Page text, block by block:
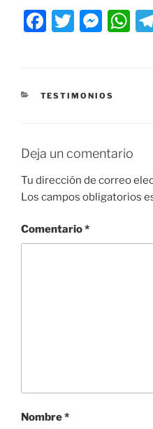
F
e
o
k
T
er
M
e
er
W
p
CATEGORÍAS
TESTIMONIOS
Deja un comentario
Tu dirección de correo
Los campos obligatorios
Comentario*
Nombre*